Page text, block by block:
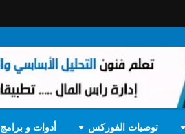
توصيات الفوركس أدوات و برامج